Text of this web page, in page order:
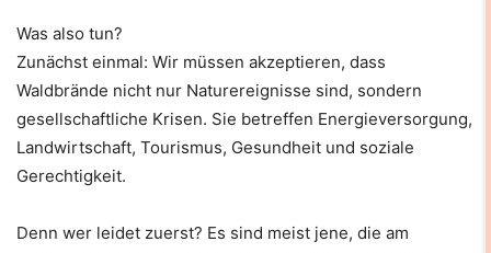
Was also tun?
Zunächst einmal: Wir müssen akzeptieren, dass
Waldbrände nicht nur Naturereignisse sind, sondern
gesellschaftliche Krisen. Sie betreffen Energieversorgung,
Landwirtschaft, Tourismus, Gesundheit und soziale
Gerechtigkeit.
Denn wer leidet zuerst? Es sind meist jene, die am